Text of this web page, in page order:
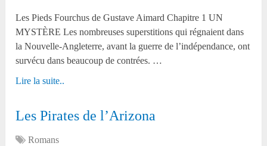
Les Pieds Fourchus de Gustave Aimard Chapitre 1 UN
MYSTÈRE Les nombreuses superstitions qui régnaient dans
la Nouvelle-Angleterre, avant la guerre de l’indépendance, ont
survécu dans beaucoup de contrées. …
Lire la suite..
Les Pirates de l’Arizona
Romans